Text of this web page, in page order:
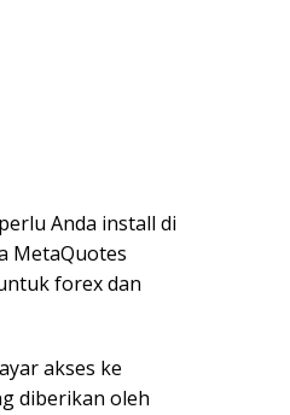
Anda install di
MetaQuotes
forex dan
akses ke
diberikan oleh